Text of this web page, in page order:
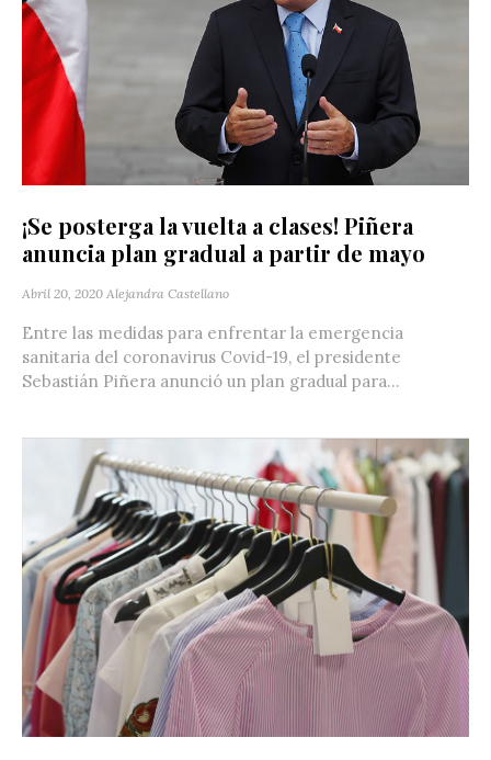
¡Se posterga la vuelta a clases! Piñera
anuncia plan gradual a partir de mayo
Abril 20, 2020 Alejandra Castellano
Entre las medidas para enfrentar la emergencia
sanitaria del coronavirus Covid-19, el presidente
Sebastián Piñera anunció un plan gradual para...